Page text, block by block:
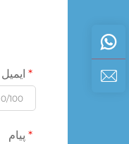
ایمیل
0/100
پیام